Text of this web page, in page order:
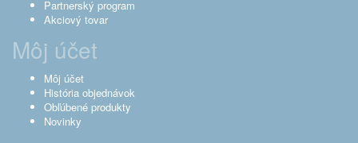
Partnerský program
Akciový tovar
Môj účet
Môj účet
História objednávok
Obľúbené produkty
Novinky